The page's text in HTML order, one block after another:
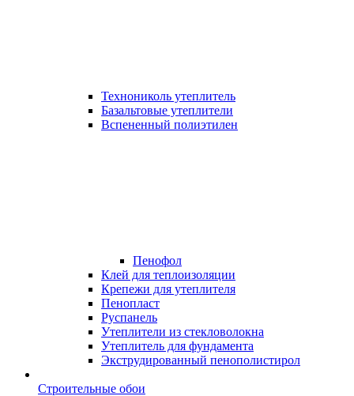
Технониколь утеплитель
Базальтовые утеплители
Вспененный полиэтилен
Пенофол
Клей для теплоизоляции
Крепежи для утеплителя
Пенопласт
Руспанель
Утеплители из стекловолокна
Утеплитель для фундамента
Экструдированный пенополистирол
Строительные обои